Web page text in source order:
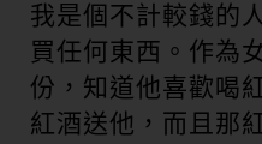
我是個不計較錢的
買任何東西。作為
份，知道他喜歡喝
紅酒送他，而且那